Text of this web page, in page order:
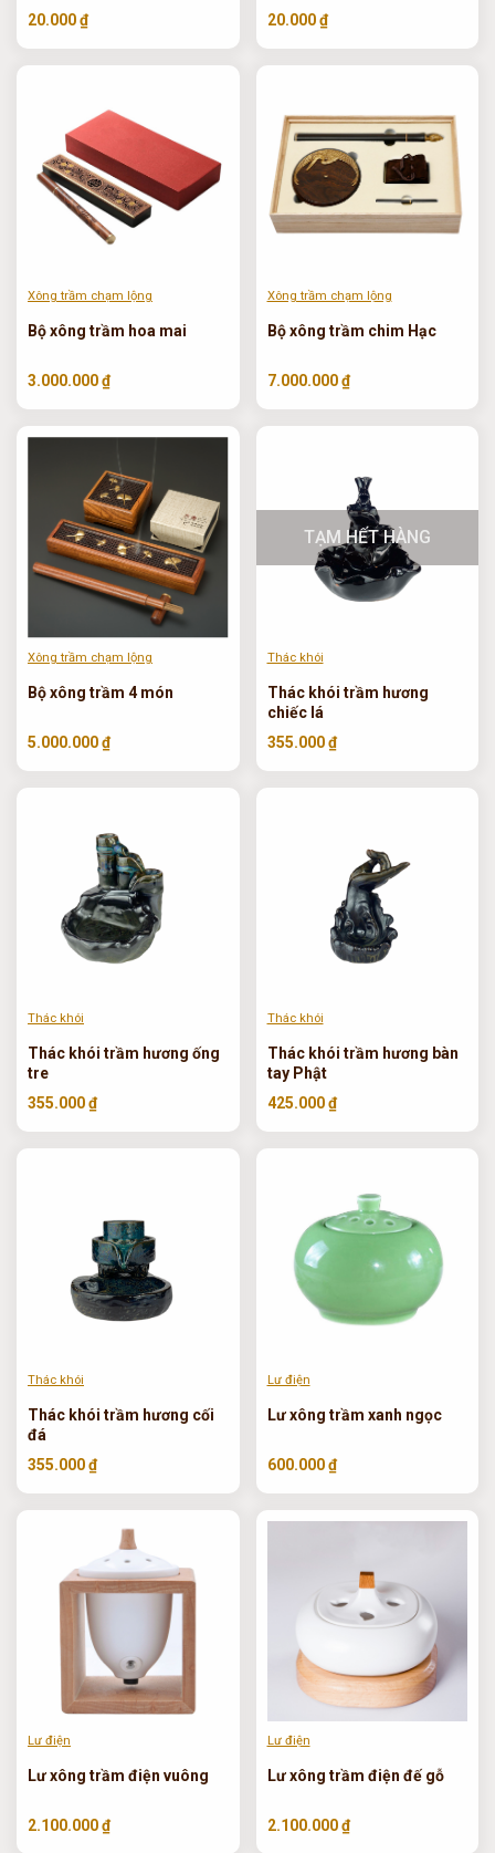
20.000 ₫ 20.000 ₫
Xông trầm chạm lộng
Bộ xông trầm hoa mai
3.000.000 ₫
Xông trầm chạm lộng
Bộ xông trầm chim Hạc
7.000.000 ₫
Xông trầm chạm lộng
Bộ xông trầm 4 món
5.000.000 ₫
TẠM HẾT HÀNG
Thác khói
Thác khói trầm hương
chiếc lá
355.000 ₫
Thác khói
Thác khói trầm hương ống
tre
355.000 ₫
Thác khói
Thác khói trầm hương bàn
tay Phật
425.000 ₫
Thác khói
Thác khói trầm hương cối
đá
355.000 ₫
Lư điện
Lư xông trầm xanh ngọc
600.000 ₫
Lư điện
Lư xông trầm điện vuông
2.100.000 ₫
Lư điện
Lư xông trầm điện đế gỗ
2.100.000 ₫